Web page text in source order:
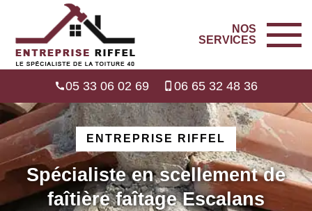
NOS
SERVICES
05 33 06 02 69 06 65 32 48 36
ENTREPRISE RIFFEL
Spécialiste en scellement de
faîtière faîtage Escalans